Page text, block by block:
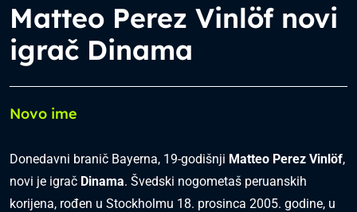
Matteo Perez Vinlöf novi
igrač Dinama
Novo ime
Donedavni branič Bayerna, 19-godišnji Matteo Perez Vinlöf,
novi je igrač Dinama. Švedski nogometaš peruanskih
korijena, rođen u Stockholmu 18. prosinca 2005. godine, u